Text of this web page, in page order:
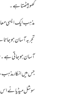
کھو بیٹھتا ہے۔
مذہب ایک ایسی
تجربہ آسان ہو جاتا
آسان ہو جاتی ہے۔
جس میں انکار مذہب
سوشل میڈیا نے اس